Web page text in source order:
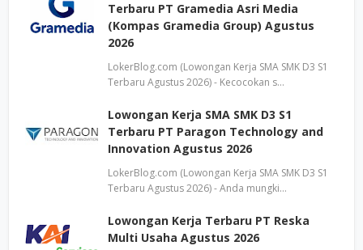
Terbaru PT Gramedia Asri Media
(Kompas Gramedia Group) Agustus
2026
LokerBlog.com (Lowongan Kerja SMA SMK D3 S1
Terbaru Agustus 2026) - Kecocokan s…
Lowongan Kerja SMA SMK D3 S1
Terbaru PT Paragon Technology and
Innovation Agustus 2026
LokerBlog.com (Lowongan Kerja SMA SMK D3 S1
Terbaru Agustus 2026) - Anda mungki…
Lowongan Kerja Terbaru PT Reska
Multi Usaha Agustus 2026